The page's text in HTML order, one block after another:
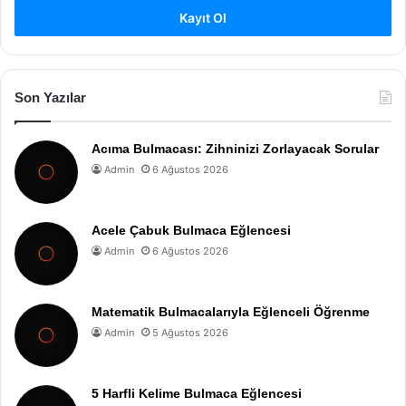
Kayıt Ol
Son Yazılar
Acıma Bulmacası: Zihninizi Zorlayacak Sorular
Admin 6 Ağustos 2026
Acele Çabuk Bulmaca Eğlencesi
Admin 6 Ağustos 2026
Matematik Bulmacalarıyla Eğlenceli Öğrenme
Admin 5 Ağustos 2026
5 Harfli Kelime Bulmaca Eğlencesi